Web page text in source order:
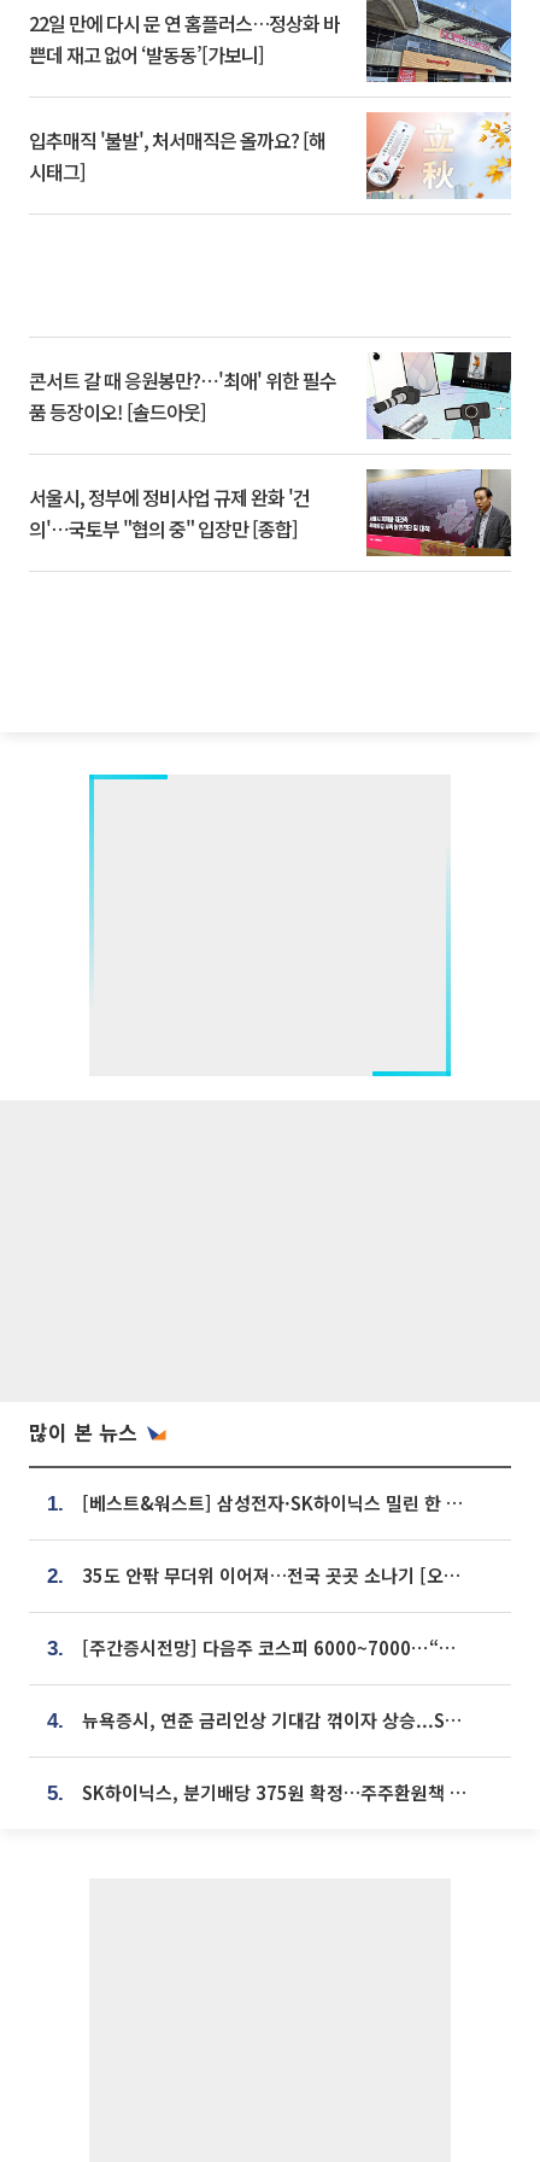
22일 만에 다시 문 연 홈플러스…정상화 바
쁜데 재고 없어 ‘발동동’[가보니]
입추매직 '불발', 처서매직은 올까요? [해
시태그]
콘서트 갈 때 응원봉만?⋯'최애' 위한 필수
품 등장이오! [솔드아웃]
서울시, 정부에 정비사업 규제 완화 '건
의'⋯국토부 "협의 중" 입장만 [종합]
많이 본 뉴스
1. [베스트&워스트] 삼성전자·SK하이닉스 밀린 한 주…상상인증권은 85% 급등
2. 35도 안팎 무더위 이어져…전국 곳곳 소나기 [오늘 날씨]
3. [주간증시전망] 다음주 코스피 6000~7000⋯“外人 수급은 정책이 변수”
4. 뉴욕증시, 연준 금리인상 기대감 꺾이자 상승...S&P500 사상 최고치 [종합]
5. SK하이닉스, 분기배당 375원 확정…주주환원책 9월로 앞당겨 발표